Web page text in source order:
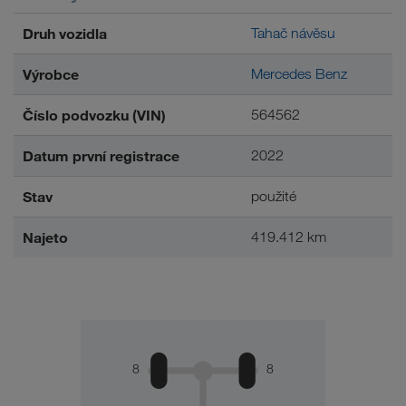
Druh vozidla Tahač návěsu
Výrobce Mercedes Benz
Číslo podvozku (VIN) 564562
Datum první registrace 2022
Stav použité
Najeto 419.412 km
8 8